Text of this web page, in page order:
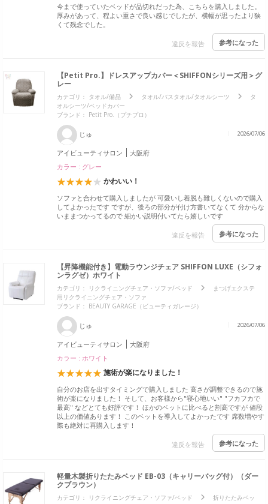
今まで使っていたベッドが品切れだった為、こちらを購入しました。
厚みがあって、程よい重さで良い感じでしたが、横幅が思ったより狭
くて残念でした。
違反を報告 参考になった
【Petit Pro.】ドレスアップカバー＜SHIFFONシリーズ用＞グ
レー
カテゴリ： タオル/備品 タオル/バスタオル/タオルシーツ
タ
オルシーツ/ベッドカバー
ブランド： Petit Pro.（プチプロ）
じゅ 2026/07/06
アイビューティサロン
大阪府
カラー : グレー
かわいい！
ソファと合わせて購入しましたが 可愛いし着脱も難しくないので購入
してよかったです ですが、後ろの部分が付け方書いてなくて 分からな
いままつかってるので 細かい説明付いてたら嬉しいです
違反を報告 参考になった
【昇降機能付き】電動ラウンジチェア SHIFFON LUXE（シフォ
ンラグゼ）ホワイト
カテゴリ： リクライニングチェア・ソファ/ベッド
まつげエクステ
用リクライニングチェア・ソファ
ブランド： BEAUTY GARAGE（ビューティガレージ）
じゅ 2026/07/06
アイビューティサロン
大阪府
カラー : ホワイト
施術が楽になりました！
自分のお店を出すタイミングで購入しました 高さが調整できるので施
術が楽になりました！ そして、お客様から"寝心地いい" "フカフカで
最高" などとても好評です！ ほかのベットに比べると割高ですが 値段
以上の価値あります！ このベットを導入してよかったです 席数増やす
際も絶対に再購入します！
違反を報告 参考になった
軽量木製折りたたみベッド EB-03（キャリーバッグ付）（ダー
クブラウン）
カテゴリ： リクライニングチェア・ソファ/ベッド
折りたたみベッ